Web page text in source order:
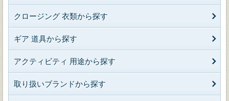
クロージング 衣類から探す
ギア 道具から探す
アクティビティ 用途から探す
取り扱いブランドから探す